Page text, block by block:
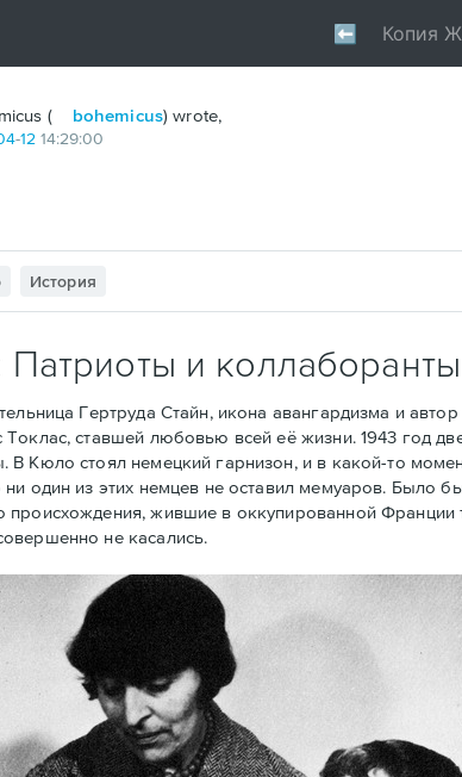
( bohemicus) wrote,
-12 14:29:00
История
и коллаборанты
Гертруда Стайн, икона авангардизма и
Токлас, ставшей любовью всей её жизни. 1943 год
В Кюло стоял немецкий гарнизон, и в какой-то
один из этих немцев не оставил мемуаров. Было
происхождения, жившие в оккупированной Франции
не касались.